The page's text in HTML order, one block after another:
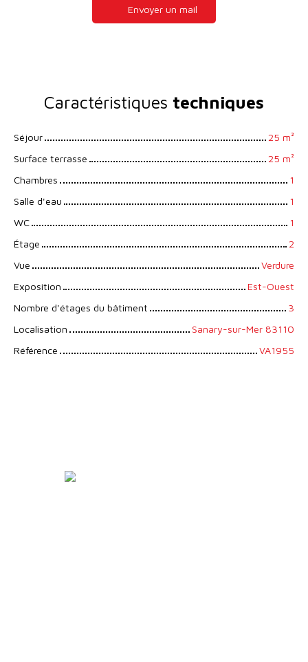
Envoyer un mail
Caractéristiques techniques
Séjour 25 m²
Surface terrasse
25 m²
Chambres
1
Salle d'eau
1
WC
1
Étage
2
Vue
Verdure
Exposition
Est-Ouest
Nombre d'étages du bâtiment
3
Localisation
Sanary-sur-Mer 83110
Référence
VA1955